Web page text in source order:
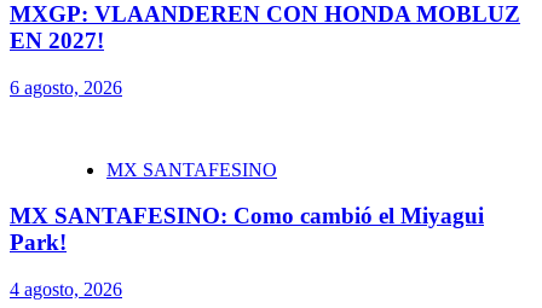
MXGP: VLAANDEREN CON HONDA MOBLUZ
EN 2027!
6 agosto, 2026
MX SANTAFESINO
MX SANTAFESINO: Como cambió el Miyagui
Park!
4 agosto, 2026